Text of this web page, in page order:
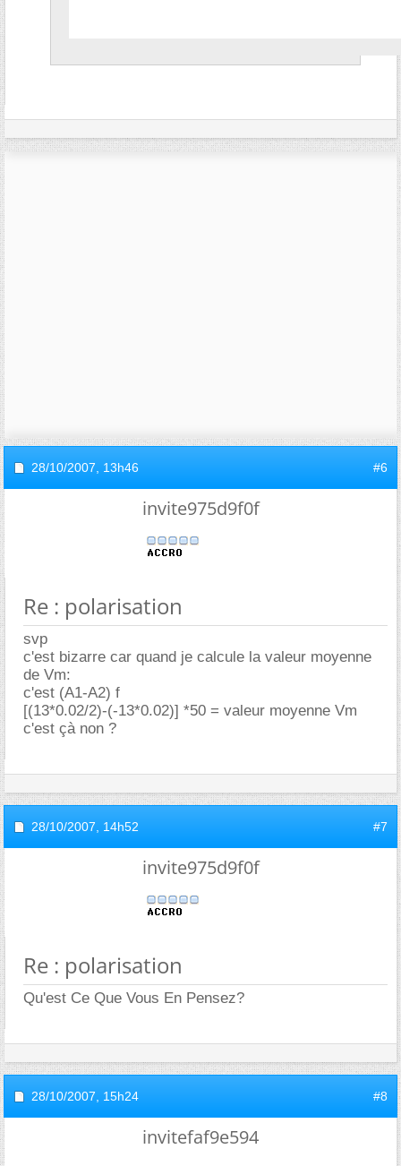
28/10/2007, 13h46 #6
invite975d9f0f
Re : polarisation
svp
c'est bizarre car quand je calcule la valeur moyenne
de Vm:
c'est (A1-A2) f
[(13*0.02/2)-(-13*0.02)] *50 = valeur moyenne Vm
c'est çà non ?
28/10/2007, 14h52 #7
invite975d9f0f
Re : polarisation
Qu'est Ce Que Vous En Pensez?
28/10/2007, 15h24 #8
invitefaf9e594